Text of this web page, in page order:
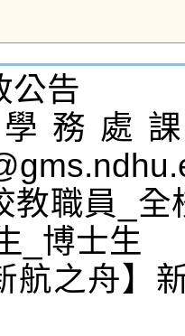
公告
務處
教職員_
_博士生
航之舟】